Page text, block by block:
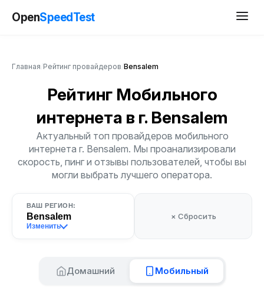
OpenSpeedTest
Главная Рейтинг провайдеров Bensalem
Рейтинг Мобильного
интернета в г. Bensalem
Актуальный топ провайдеров мобильного
интернета г. Bensalem. Мы проанализировали
скорость, пинг и отзывы пользователей, чтобы вы
могли выбрать лучшего оператора.
ВАШ РЕГИОН:
Bensalem
Изменить
× Сбросить
Домашний Мобильный